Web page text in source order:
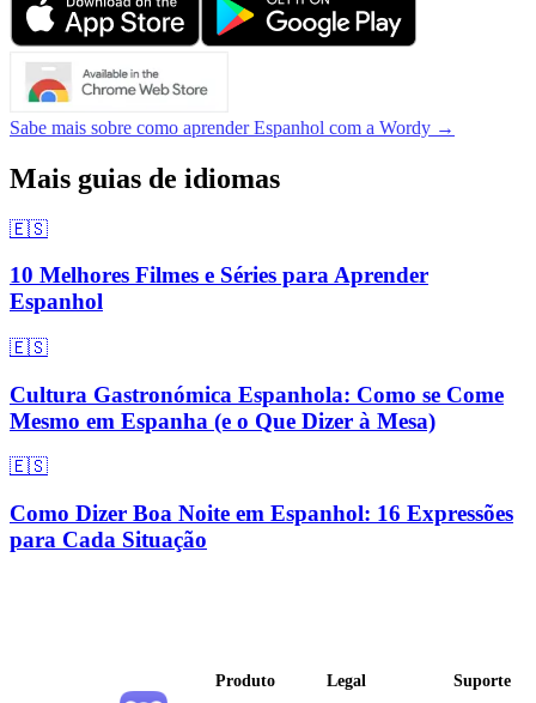
Sabe mais sobre como aprender Espanhol com a Wordy →
Mais guias de idiomas
🇪🇸
10 Melhores Filmes e Séries para Aprender
Espanhol
🇪🇸
Cultura Gastronómica Espanhola: Como se Come
Mesmo em Espanha (e o Que Dizer à Mesa)
🇪🇸
Como Dizer Boa Noite em Espanhol: 16 Expressões
para Cada Situação
Produto
Legal
Suporte